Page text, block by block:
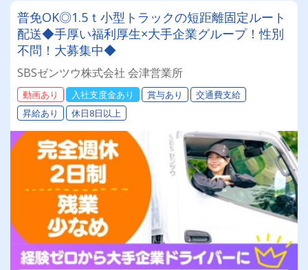
普免OK◎1.5ｔ小型トラックの短距離固定ルート
配送◆手厚い福利厚生×大手企業グループ！性別
不問！大募集中◆
SBSゼンツウ株式会社 会津営業所
動画あり 入社支度金あり 賞与あり
交通費支給
昇給あり
休日8日以上